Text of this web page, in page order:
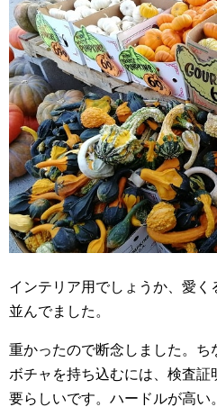
インテリア用でしょうか、愛
並んでました。
重かったので断念しました。ち
ボチャを持ち込むには、検査
要らしいです。ハードルが高い。